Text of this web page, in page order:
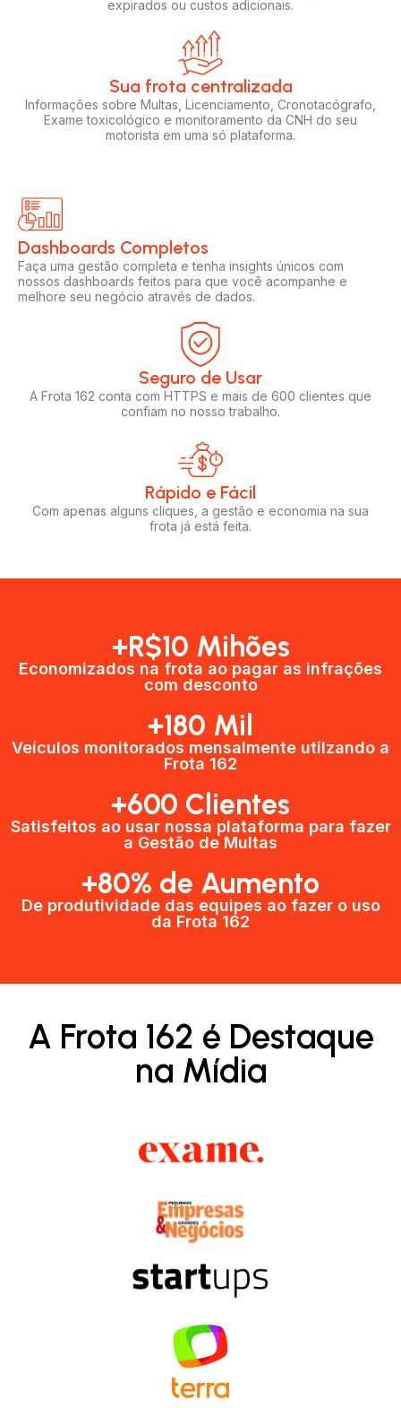
expirados ou custos adicionais.
Sua frota centralizada​
Informações sobre Multas, Licenciamento, Cronotacógrafo,
Exame toxicológico e monitoramento da CNH do seu
motorista em uma só plataforma.
Dashboards Completos​​
Faça uma gestão completa e tenha insights únicos com
nossos dashboards feitos para que você acompanhe e
melhore seu negócio através de dados.
Seguro de Usar​
A Frota 162 conta com HTTPS e mais de 600 clientes que
confiam no nosso trabalho.
Rápido e Fácil​
Com apenas alguns cliques, a gestão e economia na sua
frota já está feita.
+R$10 Mihões
Economizados na frota ao pagar as infrações
com desconto
+180 Mil
Veículos monitorados mensalmente utilzando a
Frota 162
+600 Clientes​
Satisfeitos ao usar nossa plataforma para fazer
a Gestão de Multas​
+80% de Aumento
De produtividade das equipes ao fazer o uso
da Frota 162​
A Frota 162 é Destaque
na Mídia